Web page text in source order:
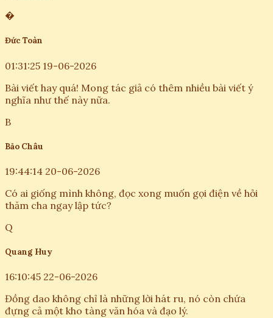
�
Đức Toàn
01:31:25 19-06-2026
Bài viết hay quá! Mong tác giả có thêm nhiều bài viết ý
nghĩa như thế này nữa.
B
Bảo Châu
19:44:14 20-06-2026
Có ai giống mình không, đọc xong muốn gọi điện về hỏi
thăm cha ngay lập tức?
Q
Quang Huy
16:10:45 22-06-2026
Đồng dao không chỉ là những lời hát ru, nó còn chứa
đựng cả một kho tàng văn hóa và đạo lý.